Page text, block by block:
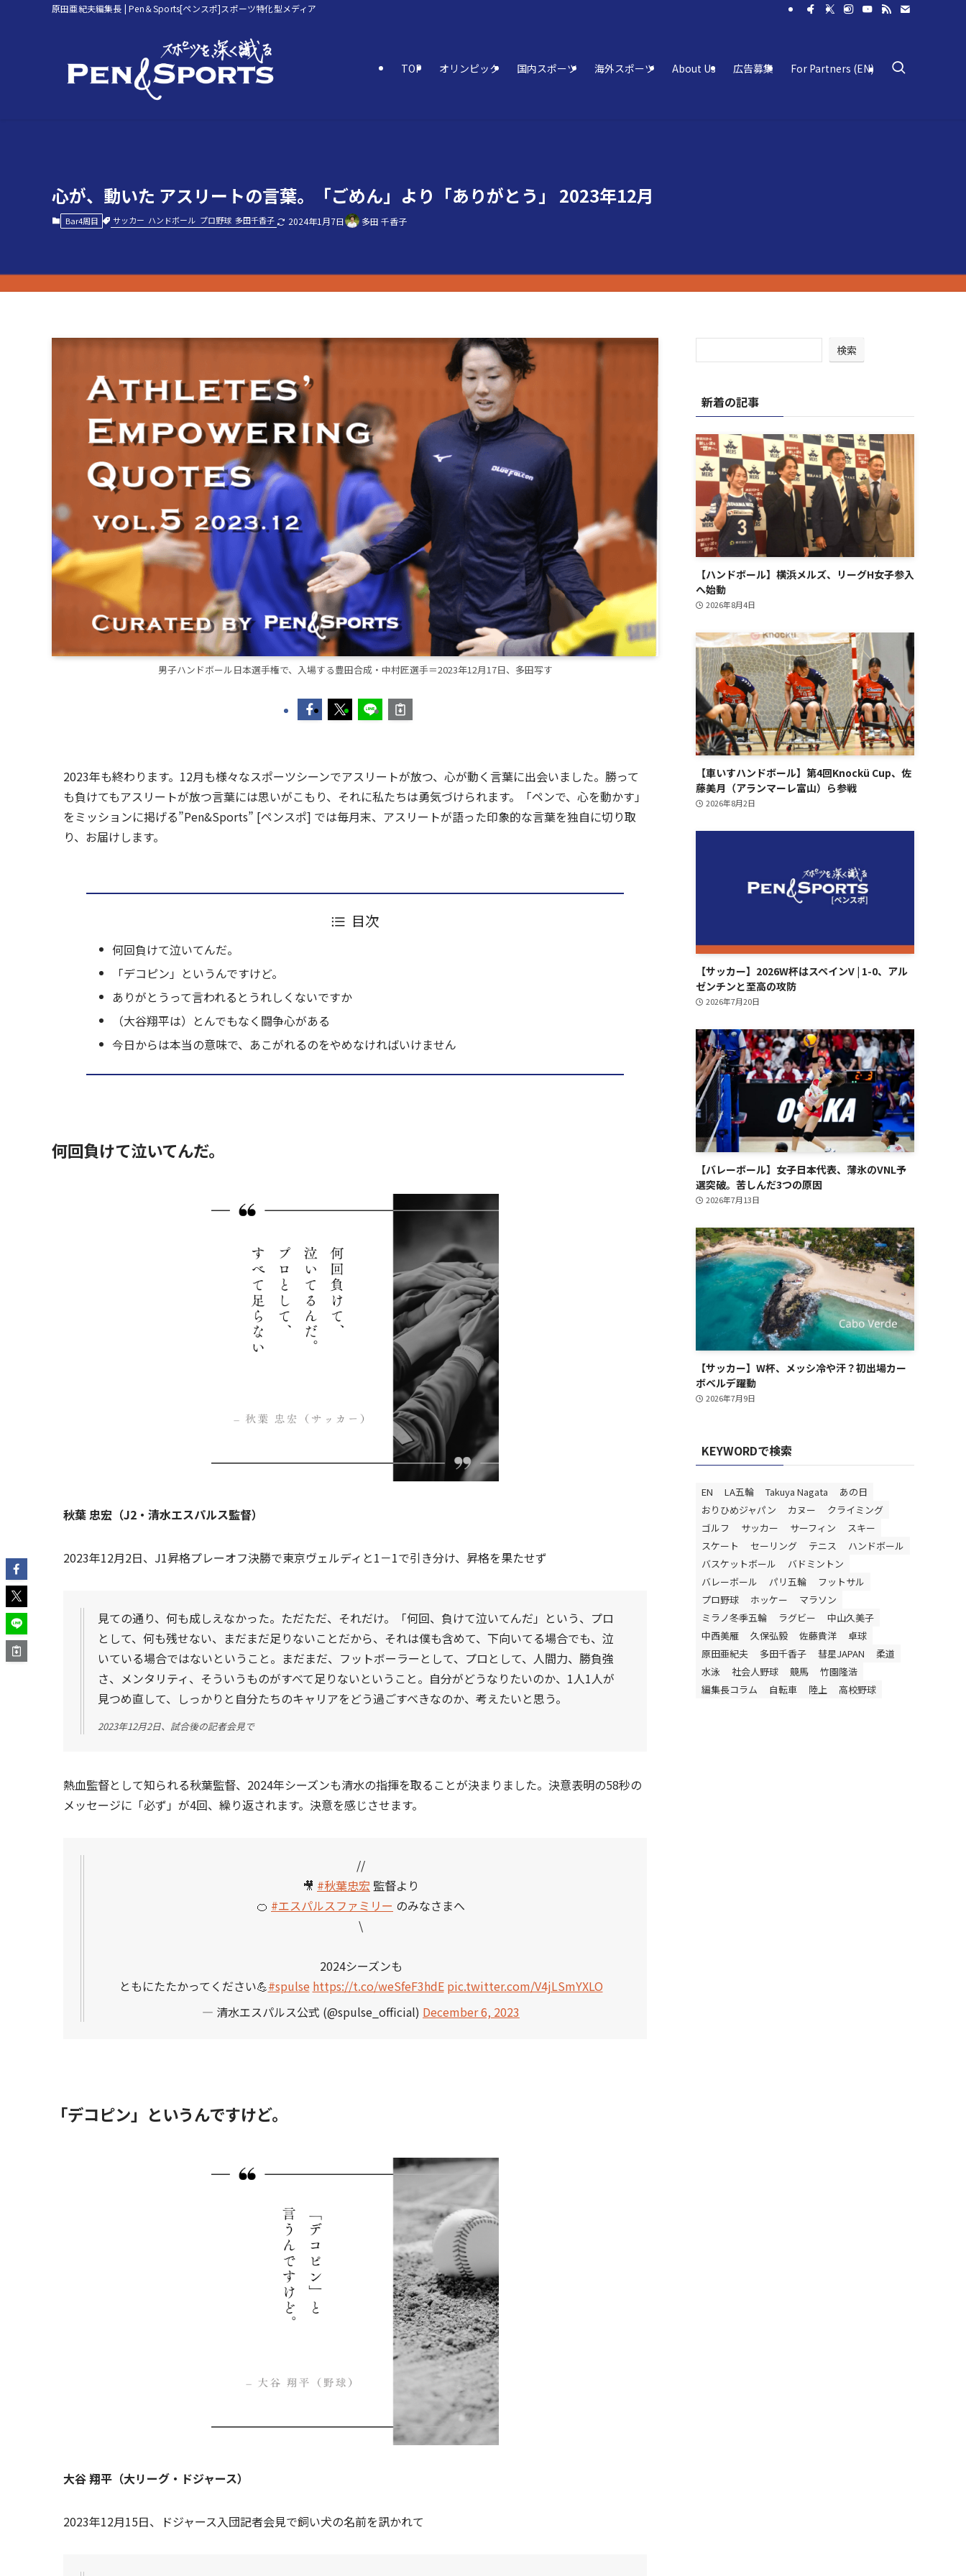
原田亜紀夫編集長 | Pen＆Sports[ペンスポ]スポーツ特化型メディア
TOP オリンピック 国内スポーツ 海外スポーツ About Us 広告募集 For Partners (EN)
心が、動いた アスリートの言葉。「ごめん」より「ありがとう」 2023年12月
Bar4周目 サッカー ハンドボール プロ野球 多田千香子 2024年1月7日 多田 千香子
男子ハンドボール日本選手権で、入場する豊田合成・中村匠選手＝2023年12月17日、多田写す
2023年も終わります。12月も様々なスポーツシーンでアスリートが放つ、心が動く言葉に出会いました。勝って
も負けてもアスリートが放つ言葉には思いがこもり、それに私たちは勇気づけられます。「ペンで、心を動かす」
をミッションに掲げる”Pen&Sports” [ペンスポ] では毎月末、アスリートが語った印象的な言葉を独自に切り取
り、お届けします。
目次
何回負けて泣いてんだ。
「デコピン」というんですけど。
ありがとうって言われるとうれしくないですか
（大谷翔平は）とんでもなく闘争心がある
今日からは本当の意味で、あこがれるのをやめなければいけません
何回負けて泣いてんだ。
秋葉 忠宏（J2・清水エスパルス監督）
2023年12月2日、J1昇格プレーオフ決勝で東京ヴェルディと1－1で引き分け、昇格を果たせず
見ての通り、何も成しえなかった。ただただ、それだけ。「何回、負けて泣いてんだ」という、プロ
として、何も残せない、まだまだ足りないことだから、それは僕も含めて、下向いてる場合でも、泣
いている場合ではないということ。まだまだ、フットボーラーとして、プロとして、人間力、勝負強
さ、メンタリティ、そういうものがすべて足りないということ。自分がどうなりたいのか、1人1人が
見つめ直して、しっかりと自分たちのキャリアをどう過ごすべきなのか、考えたいと思う。
2023年12月2日、試合後の記者会見で
熱血監督として知られる秋葉監督、2024年シーズンも清水の指揮を取ることが決まりました。決意表明の58秒の
メッセージに「必ず」が4回、繰り返されます。決意を感じさせます。
//
🎥 #秋葉忠宏 監督より
🍊 #エスパルスファミリー のみなさまへ
\
2024シーズンも
ともにたたかってください💪#spulse https://t.co/weSfeF3hdE pic.twitter.com/V4jLSmYXLO
— 清水エスパルス公式 (@spulse_official) December 6, 2023
「デコピン」というんですけど。
大谷 翔平（大リーグ・ドジャース）
2023年12月15日、ドジャース入団記者会見で飼い犬の名前を訊かれて
検索
新着の記事
【ハンドボール】横浜メルズ、リーグH女子参入
へ始動
2026年8月4日
【車いすハンドボール】第4回Knockü Cup、佐
藤美月（アランマーレ富山）ら参戦
2026年8月2日
【サッカー】2026W杯はスペインV | 1-0、アル
ゼンチンと至高の攻防
2026年7月20日
【バレーボール】女子日本代表、薄氷のVNL予
選突破。苦しんだ3つの原因
2026年7月13日
【サッカー】W杯、メッシ冷や汗？初出場カー
ボベルデ躍動
2026年7月9日
KEYWORDで検索
EN LA五輪 Takuya Nagata
あの日
おりひめジャパン
カヌー
クライミング
ゴルフ
サッカー サーフィン
スキー
スケート
セーリング テニス
ハンドボール
バスケットボール
バドミントン
バレーボール
パリ五輪
フットサル
プロ野球
ホッケー
マラソン
ミラノ冬季五輪
ラグビー
中山久美子
中西美雁
久保弘毅 佐藤貴洋
卓球
原田亜紀夫
多田千香子 彗星JAPAN
柔道
水泳
社会人野球 競馬
竹園隆浩
編集長コラム
自転車 陸上 高校野球